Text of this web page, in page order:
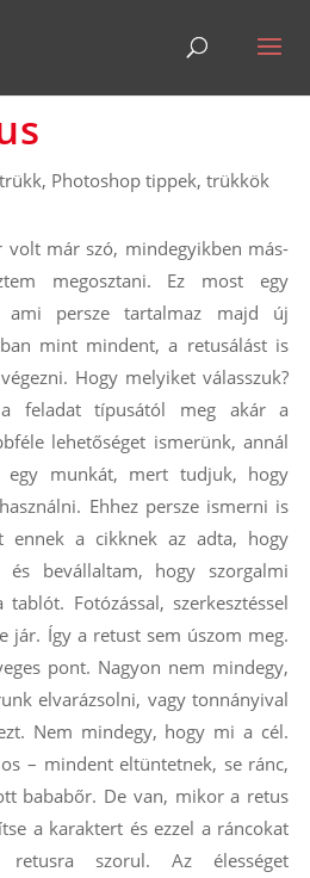
, Photoshop tippek, trükkök
már szó, mindegyikben más-
megosztani. Ez most egy
ami persze tartalmaz majd új
mint mindent, a retusálást is
Hogy melyiket válasszuk?
feladat típusától meg akár a
lehetőséget ismerünk, annál
egy munkát, mert tudjuk, hogy
Ehhez persze ismerni is
ennek a cikknek az adta, hogy
és bevállaltam, hogy szorgalmi
Fotózással, szerkesztéssel
jár. Így a retust sem úszom meg.
pont. Nagyon nem mindegy,
elvarázsolni, vagy tonnányival
Nem mindegy, hogy mi a cél.
– mindent eltüntetnek, se ránc,
bababőr. De van, mikor a retus
a karaktert és ezzel a ráncokat
szorul. Az élességet